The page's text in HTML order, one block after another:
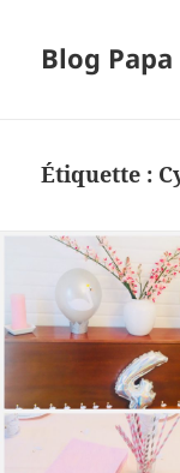
Blog
Étiquette :